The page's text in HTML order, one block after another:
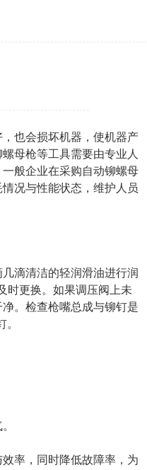
也会损坏机器，使机器产
母枪等工具需要由专业人
般企业在采购自动铆螺母
况与性能状态，维护人员
滴清洁的轻润滑油进行润
时更换。如果调压阀上未
。检查枪嘴总成与铆钉是
率，同时降低故障率，为